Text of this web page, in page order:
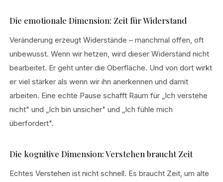
Die emotionale Dimension: Zeit für Widerstand
Veränderung erzeugt Widerstände – manchmal offen, oft
unbewusst. Wenn wir hetzen, wird dieser Widerstand nicht
bearbeitet. Er geht unter die Oberfläche. Und von dort wirkt
er viel stärker als wenn wir ihn anerkennen und damit
arbeiten. Eine echte Pause schafft Raum für „Ich verstehe
nicht" und „Ich bin unsicher" und „Ich fühle mich
überfordert".
Die kognitive Dimension: Verstehen braucht Zeit
Echtes Verstehen ist nicht schnell. Es braucht Zeit, um alte